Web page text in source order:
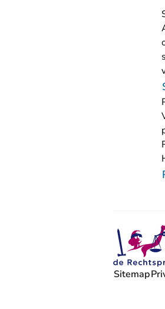
Volg ons
Volg
Sitemap